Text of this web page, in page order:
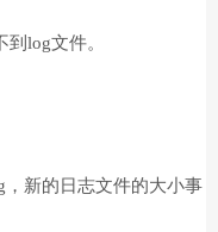
log文件。
新的日志文件的大小事